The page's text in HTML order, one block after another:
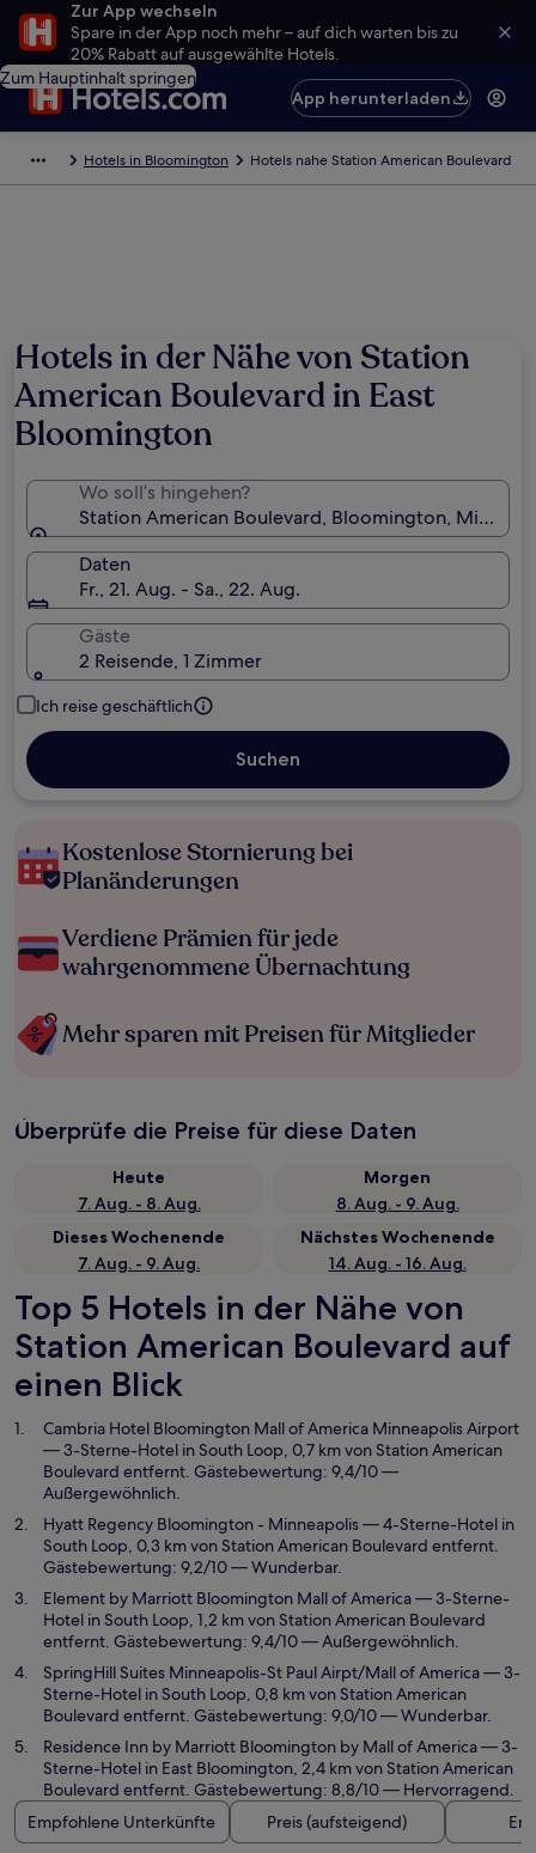
Zur App wechseln
Spare in der App noch mehr – auf dich warten bis zu
20% Rabatt auf ausgewählte Hotels.
Zum Hauptinhalt springen
App herunterladen
Hotels in Bloomington Hotels nahe Station American Boulevard
Hotels in der Nähe von Station
American Boulevard in East
Bloomington
Wo soll’s hingehen?
Station American Boulevard, Bloomington,
Daten
Fr., 21. Aug. - Sa., 22. Aug.
Gäste
2 Reisende, 1 Zimmer
Ich reise geschäftlich
Suchen
Kostenlose Stornierung bei
Planänderungen
Verdiene Prämien für jede
wahrgenommene Übernachtung
Mehr sparen mit Preisen für Mitglieder
Überprüfe die Preise für diese Daten
Heute
7. Aug. - 8. Aug.
Morgen
8. Aug. - 9. Aug.
Dieses Wochenende
7. Aug. - 9. Aug.
Nächstes Wochenende
14. Aug. - 16. Aug.
Top 5 Hotels in der Nähe von
Station American Boulevard auf
einen Blick
Cambria Hotel Bloomington Mall of America Minneapolis Airport
— 3-Sterne-Hotel in South Loop, 0,7 km von Station American
Boulevard entfernt. Gästebewertung: 9,4/10 —
Außergewöhnlich.
Hyatt Regency Bloomington - Minneapolis— 4-Sterne-Hotel in
South Loop, 0,3 km von Station American Boulevard entfernt.
Gästebewertung: 9,2/10 — Wunderbar.
Element by Marriott Bloomington Mall of America— 3-Sterne-
Hotel in South Loop, 1,2 km von Station American Boulevard
entfernt. Gästebewertung: 9,4/10 — Außergewöhnlich.
SpringHill Suites Minneapolis-St Paul Airpt/Mall of America— 3-
Sterne-Hotel in South Loop, 0,8 km von Station American
Boulevard entfernt. Gästebewertung: 9,0/10 — Wunderbar.
Residence Inn by Marriott Bloomington by Mall of America— 3-
Sterne-Hotel in East Bloomington, 2,4 km von Station American
Boulevard entfernt. Gästebewertung: 8,8/10 — Hervorragend.
Empfohlene Unterkünfte
Preis (aufsteigend)